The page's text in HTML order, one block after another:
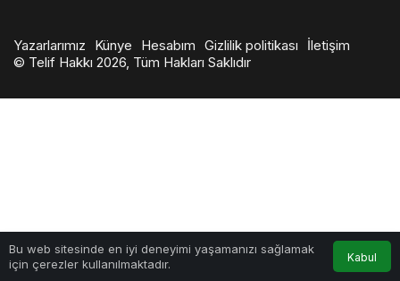
Bu web sitesinde en iyi deneyimi yaşamanızı sağlamak
için çerezler kullanılmaktadır.
Kabul
Anasayfa Akış Bildirimler
0
Yazarlarımız Künye Hesabım Gizlilik politikası
İletişim
© Telif Hakkı 2026, Tüm Hakları Saklıdır